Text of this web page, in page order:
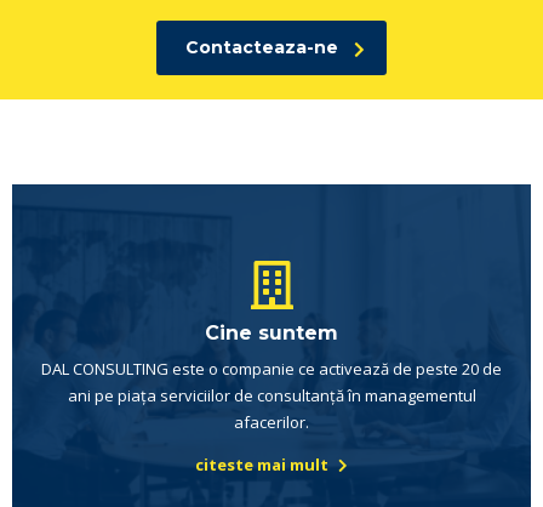
Contacteaza-ne
Cine suntem
DAL CONSULTING este o companie ce activează de peste 20 de
ani pe piața serviciilor de consultanță în managementul
afacerilor.
citeste mai mult